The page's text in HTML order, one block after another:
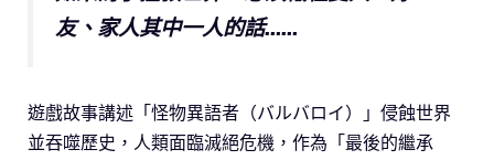
友、家人其中一人的話……
遊戲故事講述「怪物異語者（バルバロイ）」侵蝕世界
並吞噬歷史，人類面臨滅絕危機，作為「最後的繼承